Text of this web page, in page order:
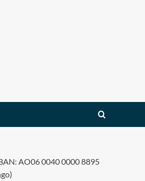
AO06 0040 0000 8895